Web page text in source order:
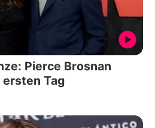
Pierce Brosnan
Tag